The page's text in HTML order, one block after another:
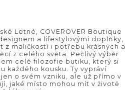
Letné, COVEROVER Boutique
a lifestylovými doplňky,
z maličkostí i potřebu krásných a
z celého světa. Pečlivý výběr
celé filozofie butiku, který si
každého kousku. Ty vypráví
o svém vzniku, ale už přímo v
jaké místo mohou mít v životě